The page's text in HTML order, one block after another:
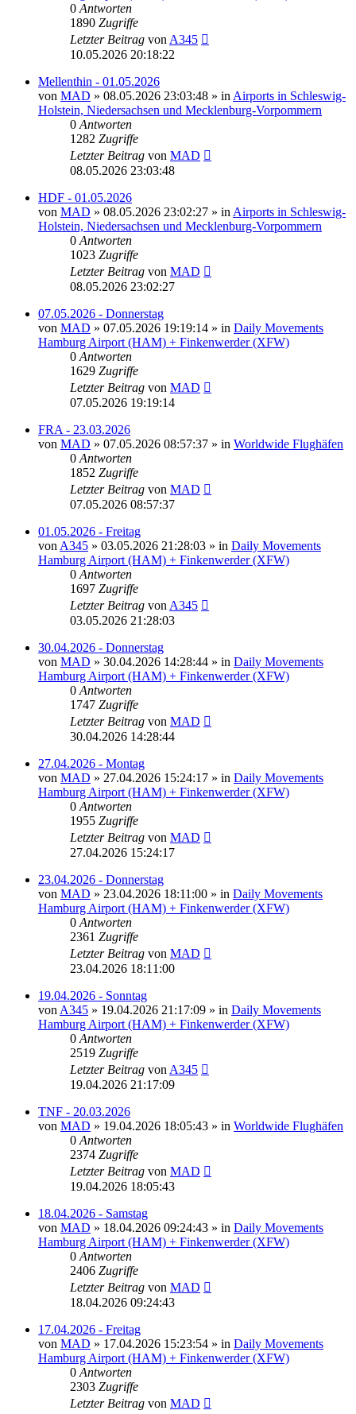
0 Antworten
1890 Zugriffe
Letzter Beitrag von A345
10.05.2026 20:18:22
Mellenthin - 01.05.2026
von MAD » 08.05.2026 23:03:48 » in Airports in Schleswig-
Holstein, Niedersachsen und Mecklenburg-Vorpommern
0 Antworten
1282 Zugriffe
Letzter Beitrag von MAD
08.05.2026 23:03:48
HDF - 01.05.2026
von MAD » 08.05.2026 23:02:27 » in Airports in Schleswig-
Holstein, Niedersachsen und Mecklenburg-Vorpommern
0 Antworten
1023 Zugriffe
Letzter Beitrag von MAD
08.05.2026 23:02:27
07.05.2026 - Donnerstag
von MAD » 07.05.2026 19:19:14 » in Daily Movements
Hamburg Airport (HAM) + Finkenwerder (XFW)
0 Antworten
1629 Zugriffe
Letzter Beitrag von MAD
07.05.2026 19:19:14
FRA - 23.03.2026
von MAD » 07.05.2026 08:57:37 » in Worldwide Flughäfen
0 Antworten
1852 Zugriffe
Letzter Beitrag von MAD
07.05.2026 08:57:37
01.05.2026 - Freitag
von A345 » 03.05.2026 21:28:03 » in Daily Movements
Hamburg Airport (HAM) + Finkenwerder (XFW)
0 Antworten
1697 Zugriffe
Letzter Beitrag von A345
03.05.2026 21:28:03
30.04.2026 - Donnerstag
von MAD » 30.04.2026 14:28:44 » in Daily Movements
Hamburg Airport (HAM) + Finkenwerder (XFW)
0 Antworten
1747 Zugriffe
Letzter Beitrag von MAD
30.04.2026 14:28:44
27.04.2026 - Montag
von MAD » 27.04.2026 15:24:17 » in Daily Movements
Hamburg Airport (HAM) + Finkenwerder (XFW)
0 Antworten
1955 Zugriffe
Letzter Beitrag von MAD
27.04.2026 15:24:17
23.04.2026 - Donnerstag
von MAD » 23.04.2026 18:11:00 » in Daily Movements
Hamburg Airport (HAM) + Finkenwerder (XFW)
0 Antworten
2361 Zugriffe
Letzter Beitrag von MAD
23.04.2026 18:11:00
19.04.2026 - Sonntag
von A345 » 19.04.2026 21:17:09 » in Daily Movements
Hamburg Airport (HAM) + Finkenwerder (XFW)
0 Antworten
2519 Zugriffe
Letzter Beitrag von A345
19.04.2026 21:17:09
TNF - 20.03.2026
von MAD » 19.04.2026 18:05:43 » in Worldwide Flughäfen
0 Antworten
2374 Zugriffe
Letzter Beitrag von MAD
19.04.2026 18:05:43
18.04.2026 - Samstag
von MAD » 18.04.2026 09:24:43 » in Daily Movements
Hamburg Airport (HAM) + Finkenwerder (XFW)
0 Antworten
2406 Zugriffe
Letzter Beitrag von MAD
18.04.2026 09:24:43
17.04.2026 - Freitag
von MAD » 17.04.2026 15:23:54 » in Daily Movements
Hamburg Airport (HAM) + Finkenwerder (XFW)
0 Antworten
2303 Zugriffe
Letzter Beitrag von MAD